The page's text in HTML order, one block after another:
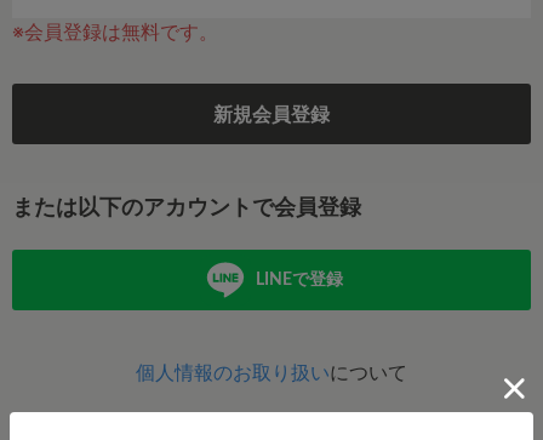
※会員登録は無料です。
新規会員登録
または以下のアカウントで会員登録
LINEで登録
個人情報のお取り扱いについて